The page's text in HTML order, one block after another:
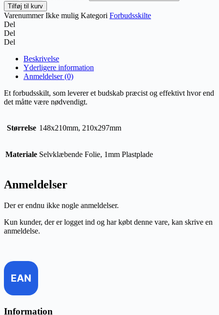
Tilføj til kurv
VarenummerIkke mulig Kategori Forbudsskilte
Del
Del
Del
Beskrivelse
Yderligere information
Anmeldelser (0)
Et forbudsskilt, som leverer et budskab præcist og effektivt hvor end
det måtte være nødvendigt.
Størrelse 148x210mm, 210x297mm
Materiale Selvklæbende Folie, 1mm Plastplade
Anmeldelser
Der er endnu ikke nogle anmeldelser.
Kun kunder, der er logget ind og har købt denne vare, kan skrive en
anmeldelse.
Information